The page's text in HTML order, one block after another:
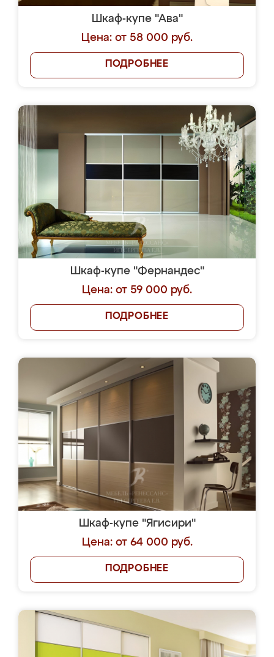
Шкаф-купе "Ава"
Цена: от 58 000 руб.
ПОДРОБНЕЕ
Шкаф-купе "Фернандес"
Цена: от 59 000 руб.
ПОДРОБНЕЕ
Шкаф-купе "Ягисири"
Цена: от 64 000 руб.
ПОДРОБНЕЕ